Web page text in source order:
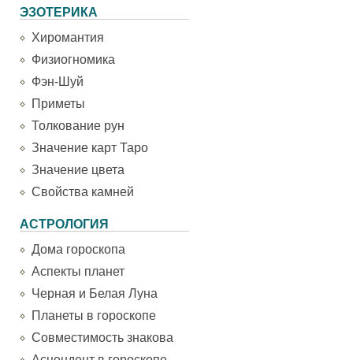
ЭЗОТЕРИКА
Хиромантия
Физиогномика
Фэн-Шуй
Приметы
Толкование рун
Значение карт Таро
Значение цвета
Свойства камней
АСТРОЛОГИЯ
Дома гороскопа
Аспекты планет
Черная и Белая Луна
Планеты в гороскопе
Совместимость знакова